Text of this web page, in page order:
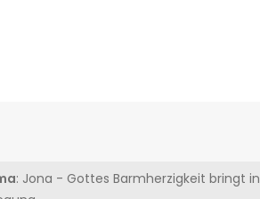
: Jona - Gottes Barmherzigkeit bringt in